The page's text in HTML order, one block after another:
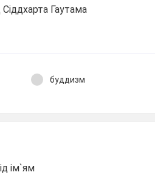
Гаутама
буддизм
ім`ям